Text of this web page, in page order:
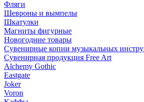
Фляги
Шевроны и вымпелы
Шкатулки
Магниты фигурные
Новогодние товары
Сувенирные копии музыкальных
Сувенирная продукция Free Art
Alchemy Gothic
Eastgate
Joker
Voron